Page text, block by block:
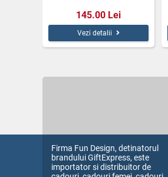
145.00 Lei
Vezi detalii
Firma Fun Design, detinatorul
brandului GiftExpress, este
importator si distribuitor de